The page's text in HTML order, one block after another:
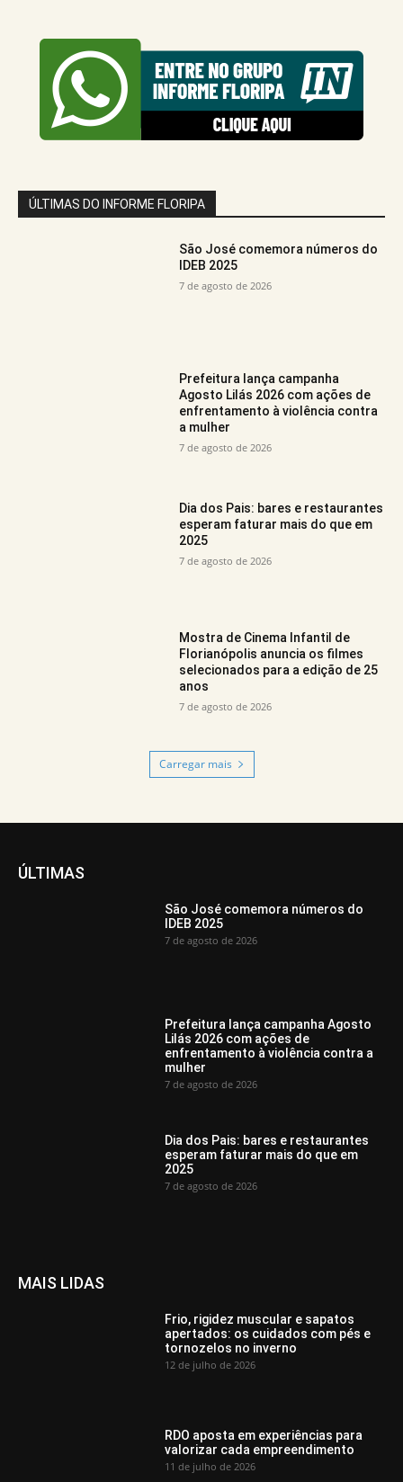
ÚLTIMAS DO INFORME FLORIPA
São José comemora números do
IDEB 2025
7 de agosto de 2026
Prefeitura lança campanha
Agosto Lilás 2026 com ações de
enfrentamento à violência contra
a mulher
7 de agosto de 2026
Dia dos Pais: bares e restaurantes
esperam faturar mais do que em
2025
7 de agosto de 2026
Mostra de Cinema Infantil de
Florianópolis anuncia os filmes
selecionados para a edição de 25
anos
7 de agosto de 2026
Carregar mais
ÚLTIMAS
São José comemora números do
IDEB 2025
7 de agosto de 2026
Prefeitura lança campanha Agosto
Lilás 2026 com ações de
enfrentamento à violência contra a
mulher
7 de agosto de 2026
Dia dos Pais: bares e restaurantes
esperam faturar mais do que em
2025
7 de agosto de 2026
MAIS LIDAS
Frio, rigidez muscular e sapatos
apertados: os cuidados com pés e
tornozelos no inverno
12 de julho de 2026
RDO aposta em experiências para
valorizar cada empreendimento
11 de julho de 2026